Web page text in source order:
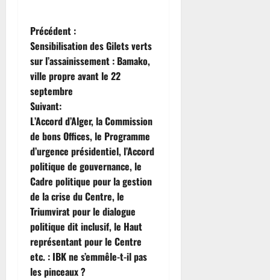
N
a
v
i
g
a
t
i
o
n
Précédent :
Sensibilisation des Gilets verts
sur l’assainissement : Bamako,
ville propre avant le 22
septembre
Suivant:
L’Accord d’Alger, la Commission
de bons Offices, le Programme
d’urgence présidentiel, l’Accord
politique de gouvernance, le
Cadre politique pour la gestion
de la crise du Centre, le
Triumvirat pour le dialogue
politique dit inclusif, le Haut
représentant pour le Centre
etc. : IBK ne s’emmêle-t-il pas
les pinceaux ?